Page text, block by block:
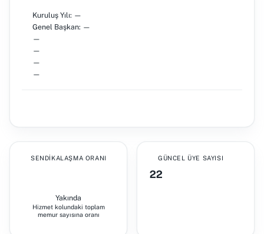
Kuruluş Yılı: —
Genel Başkan: —
—
—
—
—
SENDIKALAŞMA ORANI
Yakında
Hizmet kolundaki toplam
memur sayısına oranı
GÜNCEL ÜYE SAYISI
22